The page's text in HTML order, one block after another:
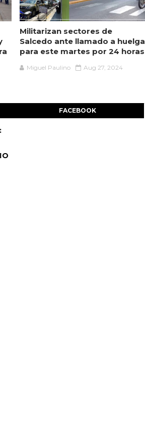
Militarizan sectores de
Salcedo ante llamado a huelga
para este martes por 24 horas
Miguel Paulino Aug 27, 2024
FACEBOOK